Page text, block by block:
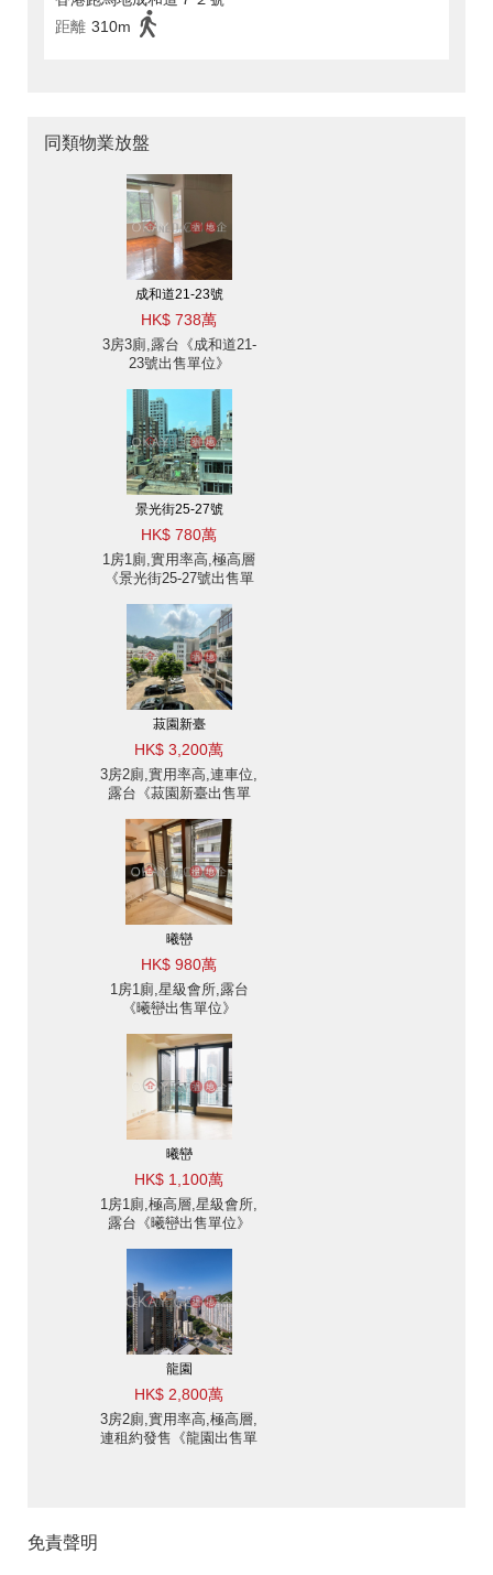
距離 310m
同類物業放盤
成和道21-23號
HK$ 738萬
3房3廁,露台《成和道21-
23號出售單位》
景光街25-27號
HK$ 780萬
1房1廁,實用率高,極高層
《景光街25-27號出售單
菽園新臺
HK$ 3,200萬
3房2廁,實用率高,連車位,
露台《菽園新臺出售單
曦巒
HK$ 980萬
1房1廁,星級會所,露台
《曦巒出售單位》
曦巒
HK$ 1,100萬
1房1廁,極高層,星級會所,
露台《曦巒出售單位》
龍園
HK$ 2,800萬
3房2廁,實用率高,極高層,
連租約發售《龍園出售單
免責聲明